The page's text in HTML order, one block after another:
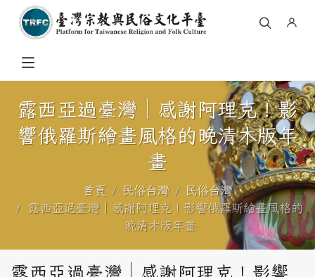
露西亞過臺灣│感謝阿理克！影
響俄羅斯繪畫風格的晚清木版年
畫
首頁 民俗台灣
民俗台灣
露西亞過臺灣│感謝阿理克！影響俄羅斯繪畫風格的
晚清木版年畫
露西亞過臺灣│感謝阿理克！影響